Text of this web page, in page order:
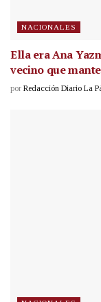
NACIONALES
Ella era Ana
vecino que
por Redacción Diario La